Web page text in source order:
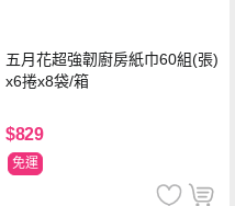
五月花超強韌廚房紙巾60組(張)
x6捲x8袋/箱
$829
免運